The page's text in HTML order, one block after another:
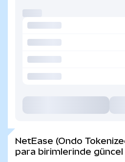
NetEase (Ondo
para birimlerinde güncel